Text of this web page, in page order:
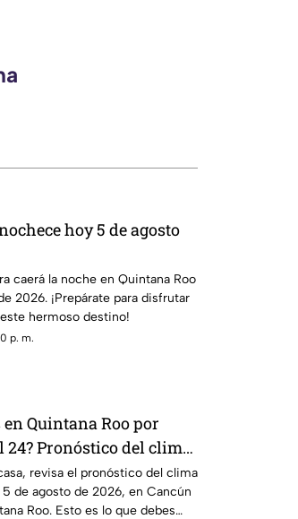
hoy 5 de agosto
caerá la noche en Quintana Roo
2026. ¡Prepárate para disfrutar
hermoso destino!
p. m.
Quintana Roo por
24? Pronóstico del clima
5 de agosto de 2026, en
del estado
revisa el pronóstico del clima
de agosto de 2026, en Cancún
Roo. Esto es lo que debes